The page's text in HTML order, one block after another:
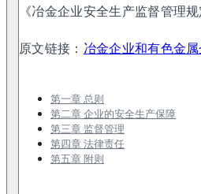
《冶金企业安全生产监督管理
原文链接： 冶金企业和有色金
第一章 总则
第二章 企业的安全生产保障
第三章 监督管理
第四章 法律责任
第五章 附则